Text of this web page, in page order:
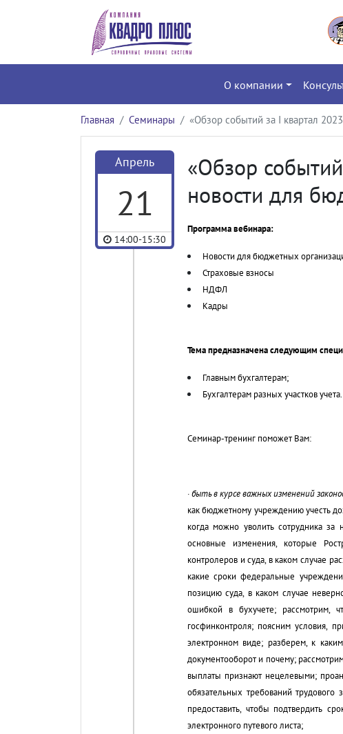
О компании
Главная Семинары «Обзор событий за I квартал
Апрель
21
14:00-15:30
«Обзор
новости для
Программа вебинара:
Новости для бюджетных
Страховые взносы
НДФЛ
Кадры
Тема предназначенаследующим
Главным бухгалтерам;
Бухгалтерам разных участков учета.
Семинар-тренинг поможет Вам:
·быть в курсе важных изменений
как бюджетному учреждению учесть
когда можно уволить сотрудника
основные изменения, которые
контролеров и суда, в каком случае
какие сроки федеральные
позицию суда, в каком случае
ошибкой в бухучете; рассмотрим,
госфинконтроля; поясним условия,
электронном виде; разберем, к
документооборот и почему;
выплаты признают нецелевыми;
обязательных требований трудового
предоставить, чтобы подтвердить
электронного путевого листа;